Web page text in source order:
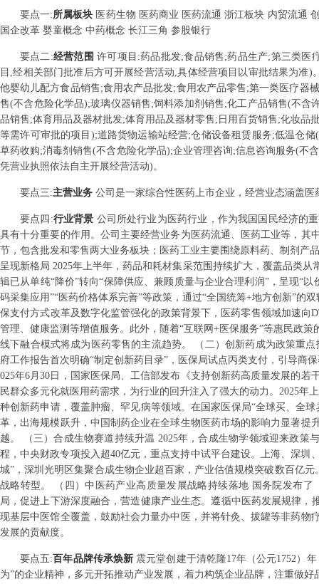
要点一:所属板块 医药生物 医药商业 医药流通 浙江板块 内贸流通
国企改革 婴童概念 中药概念 长江三角 参股银行
要点二:经营范围许可项目:药品批发;食品销售;药品生产;第三类医
目,经相关部门批准后方可开展经营活动,具体经营项目以审批结果为
他婴幼儿配方食品销售;食用农产品批发;食用农产品零售;第一类医疗器
售(不含危险化学品);玻璃仪器销售;饲料添加剂销售;化工产品销售(不
品销售;体育用品及器材批发;体育用品及器材零售;日用百货销售;化妆
等需许可审批的项目);道路货物运输站经营;仓储设备租赁服务;低温仓
草药收购;消毒剂销售(不含危险化学品);企业管理咨询;信息咨询服务(不
凭营业执照依法自主开展经营活动)。
要点三:主营业务 公司是一家综合性医药上市企业，经营业态涵盖
要点 四 :行业背景 公司所处行业为医药行业，作为我国国民经济的
具有十分重要的作用。公司主要经营业务为医药流通、医药工业等，
节，包含批发和零售两大业务板块；医药工业主要围绕原料药、制剂产
呈现新格局 2025年上半年，药品和耗材集采范围持续扩大，覆盖品类
辑已从单纯“降价”转向“保障供应、兼顾质量与企业合理利润”，呈现“
码采集应用”“医药价格体系完善”等政策，通过“全国统筹+地方创新”的
保支付方式改革及数字化监管强化的政策背景下，医药零售领域加速
管理、健康监测等增值服务。此外，随着“互联网+医保服务”等惠民政
线下融合模式将成为医药零售的主流趋势。 （二）创新药成为政策重
府工作报告首次明确“制定创新药目录”，医保局试点丙类支付，引导商
025年6月30日，国家医保局、工信部发布《支持创新药高质量发展的
民群众多元化就医用药需求，为行业的回升注入了强大的动力。2025年
种创新药申请，覆盖肿瘤、罕见病等领域。在国家医保局“全球买、全
革，出海规模跃升，中国制药企业在全球生物医药市场的影响力显著
越。 （三）合成生物赛道持续升温 2025年，合成生物学领域迎来政策
程，中央财政专项投入超40亿元，重点支持中试平台建设。上海、深
城”，深圳光明区集聚合成生物企业超百家，产业估值规模突破数百亿
战略转型。 （四）中医药产业高质量发展战略持续落地 国务院发布
局，促进上下游深度融合，营造健康产业生态。遵循中医药发展规律，
现基层中医馆全覆盖，鼓励社会力量办中医，并将针灸、拔罐等非药
发展的贡献度。
要点五:百年品牌传承焕新 震元堂创建于清乾隆17年（公元1752）
为”的企业精神，多元开拓推动产业发展，着力构筑企业品牌，注重做